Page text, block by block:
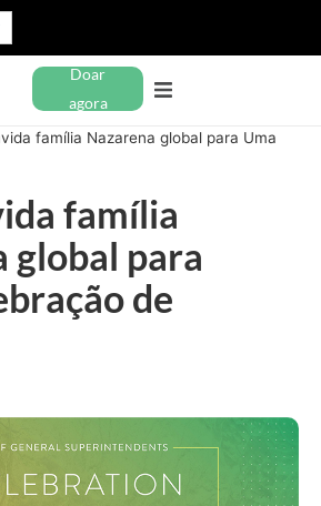
Doar
agora
família Nazarena global para Uma
família
global para
de